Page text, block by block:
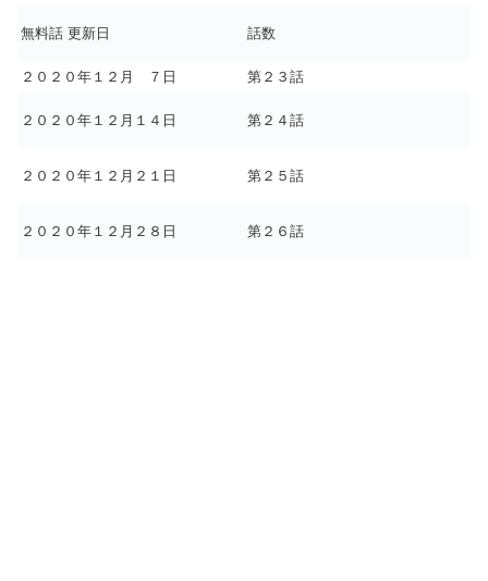
無料話 更新日 話数
２０２０年１２月 ７日 第２３話
２０２０年１２月１４日 第２４話
２０２０年１２月２１日 第２５話
２０２０年１２月２８日 第２６話